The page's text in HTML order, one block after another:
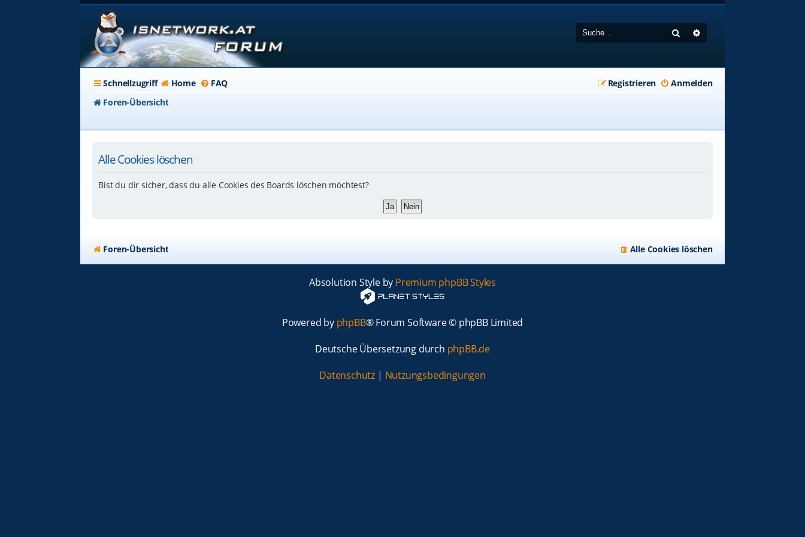
Suche
Schnellzugriff Home FAQ Anmelden
Registrieren
Foren-Übersicht
Alle Cookies löschen
Bist du dir sicher, dass du alle Cookies des Boards löschen möchtest?
Foren-Übersicht Alle Cookies löschen
Absolution Style by Premium phpBB Styles
Powered by phpBB® Forum Software © phpBB Limited
Deutsche Übersetzung durch phpBB.de
Datenschutz | Nutzungsbedingungen